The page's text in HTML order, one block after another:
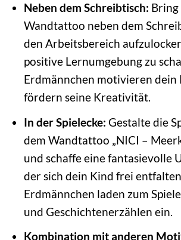
Neben dem Schreibtisch: Bring
Wandtattoo neben dem
den Arbeitsbereich
positive Lernumgebung zu
Erdmännchen motivieren dein
fördern seine Kreativität.
In der Spielecke: Gestalte die
dem Wandtattoo „NICI –
und schaffe eine fantasievolle
der sich dein Kind frei
Erdmännchen laden zum
und Geschichtenerzählen ein.
Kombination mit anderen